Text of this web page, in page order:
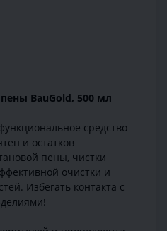
BauGold, 500 мл
средство
и остатков
пены, чистки
очистки и
Избегать контакта с